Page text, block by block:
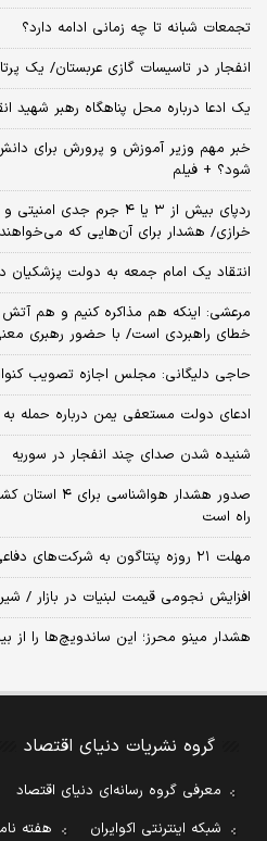
تجمعات شبانه تا چه زمانی ادامه دارد؟
انفجار در تاسیسات گازی عربستان/ یک
یک ادعا درباره محل پناهگاه‌ رهبر شهید
خبر مهم وزیر آموزش و پرورش برای
شود؟ + فیلم
ردپای بیش از ۳ یا ۴ جرم
خرازی/ هشدار برای آن‌هایی که می‌خواهند به ۲۵۰ هزار نفر
انتقاد یک امام جمعه به دولت پزشکیان
مرعشی: اینکه هم مذاکره کنیم و هم آتش
خطای راهبردی است/ با حضور رهبری
حاجی دلیگانی: مجلس اجازه تصویب
ادعای دولت مستعفی یمن درباره حمله به
شنیده شدن صدای چند انفجار در سوریه
صدور هشدار
راه است
مهلت ۲۱ روزه پنتاگون به شرکت‌های دفاعی برای تسریع در تحویل سلاح
افزایش نجومی قیمت لبنیات در بازار /
هشدار مینو محرز؛ این ساندویچ‌ها را از
گروه نشریات دنیای اقتصاد
معرفی گروه رسانه‌ای دنیای اقتصاد
شبکه اینترنتی اکوایران
هفته